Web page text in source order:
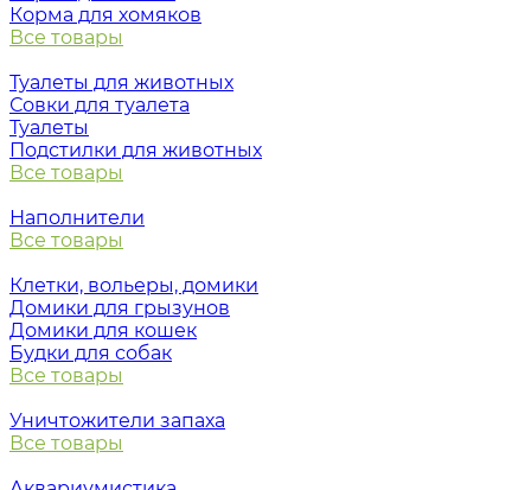
Корма для хомяков
Все товары
Туалеты для животных
Совки для туалета
Туалеты
Подстилки для животных
Все товары
Наполнители
Все товары
Клетки, вольеры, домики
Домики для грызунов
Домики для кошек
Будки для собак
Все товары
Уничтожители запаха
Все товары